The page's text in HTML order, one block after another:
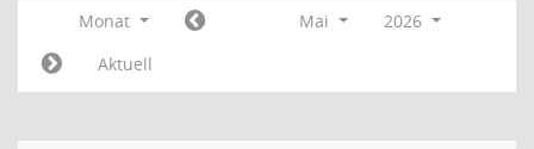
Monat Mai
2026
Aktuell